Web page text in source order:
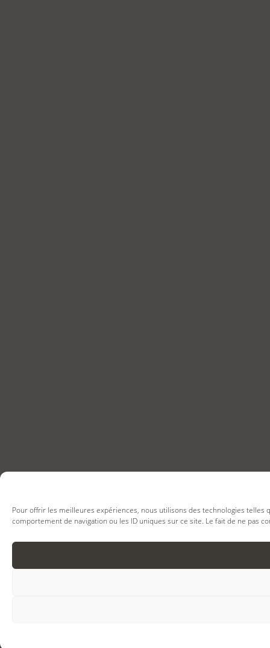
Pour offrir les meilleures expériences, nous utilisons des technologies
comportement de navigation ou les ID uniques sur ce site. Le fait de ne